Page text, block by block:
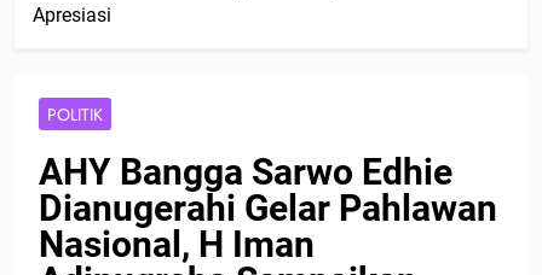
Apresiasi
POLITIK
AHY Bangga Sarwo Edhie
Dianugerahi Gelar Pahlawan
Nasional, H Iman